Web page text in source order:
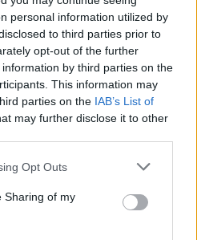
personal information utilized by
to third parties prior to
opt-out of the further
by third parties on the
This information may
parties on the IAB’s List of
may further disclose it to other
Opt Outs
Sharing of my